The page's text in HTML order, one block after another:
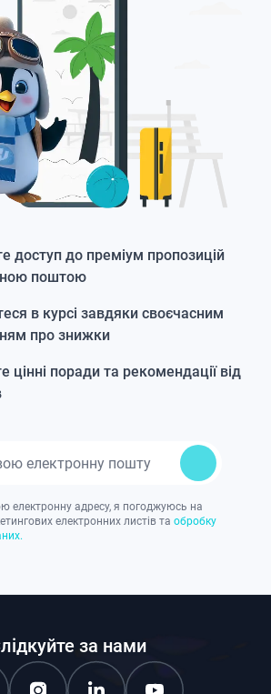
доступ до преміум пропозицій
поштою
в курсі завдяки своєчасним
про знижки
цінні поради та рекомендації від
електронну адресу, я погоджуюсь на
електронних листів та обробку
за нами